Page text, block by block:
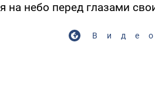
на небо перед глазами